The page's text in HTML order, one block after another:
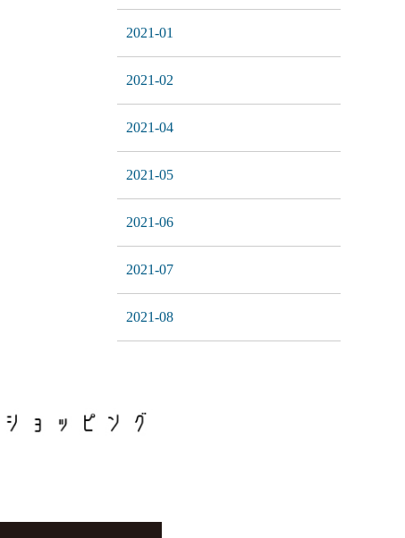
2021-01
2021-02
2021-04
2021-05
2021-06
2021-07
2021-08